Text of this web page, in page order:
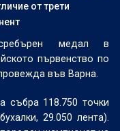
от трети
медал в
първенство по
във Варна.
събра 118.750 точки
29.050 лента).